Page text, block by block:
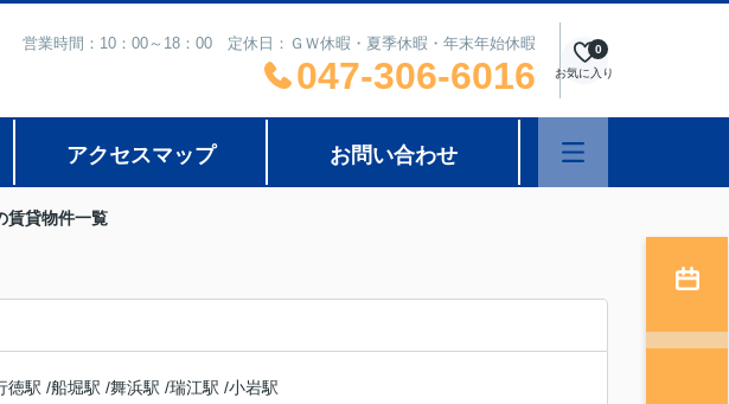
営業時間：10：00～18：00 定休日：ＧＷ休暇・夏季休暇・年末年始休暇
047-306-6016 お気に入り
0
アクセスマップ お問い合わせ
賃貸物件一覧
徳駅 /船堀駅 /舞浜駅 /瑞江駅 /小岩駅